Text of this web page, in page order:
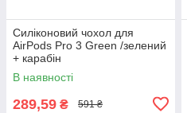
Силіконовий чохол для
AirPods Pro 3 Green /зелений
+ карабін
В наявності
289,59 ₴ 591 ₴